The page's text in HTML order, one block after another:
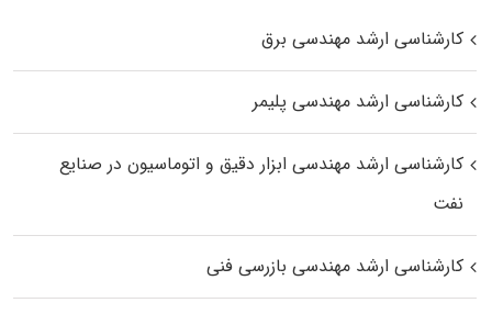
کارشناسی ارشد مهندسی برق
کارشناسی ارشد مهندسی پلیمر
کارشناسی ارشد مهندسی ابزار دقیق و اتوماسیون در صنایع
نفت
کارشناسی ارشد مهندسی بازرسی فنی